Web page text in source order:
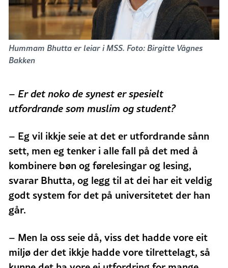
Hummam Bhutta er leiar i MSS. Foto: Birgitte Vågnes
Bakken
– Er det noko de synest er spesielt
utfordrande som muslim og student?
– Eg vil ikkje seie at det er utfordrande sånn
sett, men eg tenker i alle fall på det med å
kombinere bøn og førelesingar og lesing,
svarar Bhutta, og legg til at dei har eit veldig
godt system for det på universitetet der han
går.
– Men la oss seie då, viss det hadde vore eit
miljø der det ikkje hadde vore tilrettelagt, så